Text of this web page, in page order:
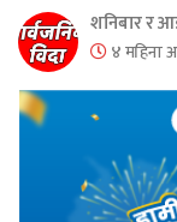
शनिबार र
४ महिना